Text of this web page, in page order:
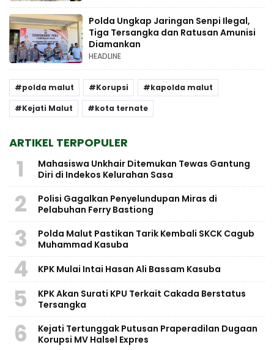
Polda Ungkap Jaringan Senpi Ilegal,
Tiga Tersangka dan Ratusan Amunisi
Diamankan
HEADLINE
polda malut Korupsi
kapolda malut
Kejati Malut
kota ternate
ARTIKEL TERPOPULER
1
Mahasiswa Unkhair Ditemukan Tewas Gantung
Diri di Indekos Kelurahan Sasa
2
Polisi Gagalkan Penyelundupan Miras di
Pelabuhan Ferry Bastiong
3
Polda Malut Pastikan Tarik Kembali SKCK Cagub
Muhammad Kasuba
4 KPK Mulai Intai Hasan Ali Bassam Kasuba
5
KPK Akan Surati KPU Terkait Cakada Berstatus
Tersangka
6
Kejati Tertunggak Putusan Praperadilan Dugaan
Korupsi MV Halsel Expres